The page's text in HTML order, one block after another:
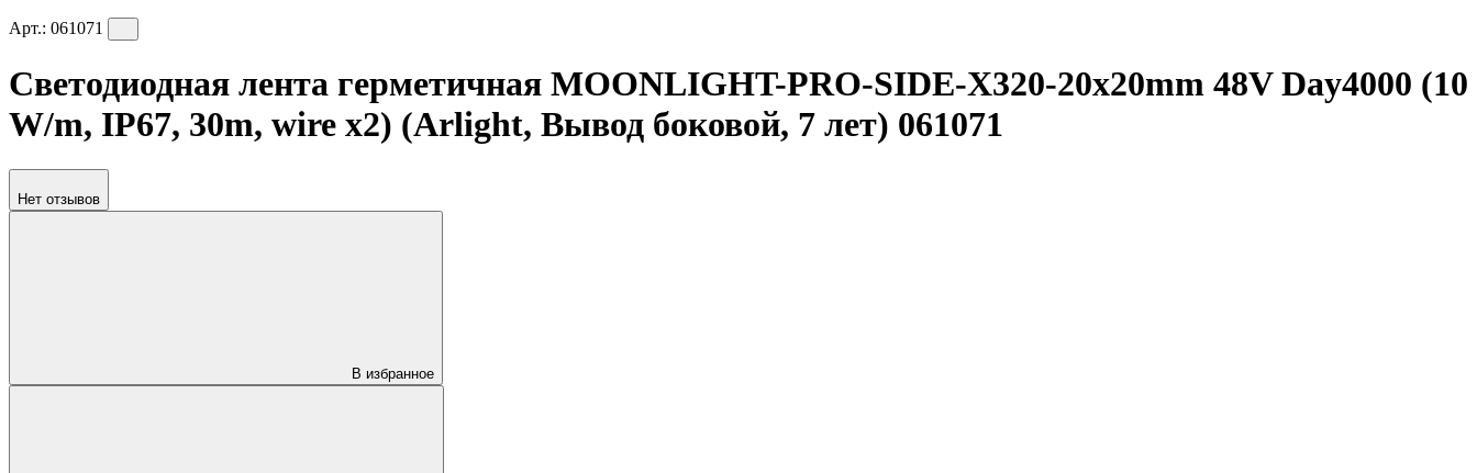
Арт.: 061071
Светодиодная лента герметичная MOONLIGHT-PRO-SIDE-X320-20x20mm 48V Day4000 (10
W/m, IP67, 30m, wire x2) (Arlight, Вывод боковой, 7 лет) 061071
Нет отзывов
В избранное